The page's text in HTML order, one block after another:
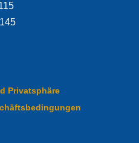
Privatsphäre